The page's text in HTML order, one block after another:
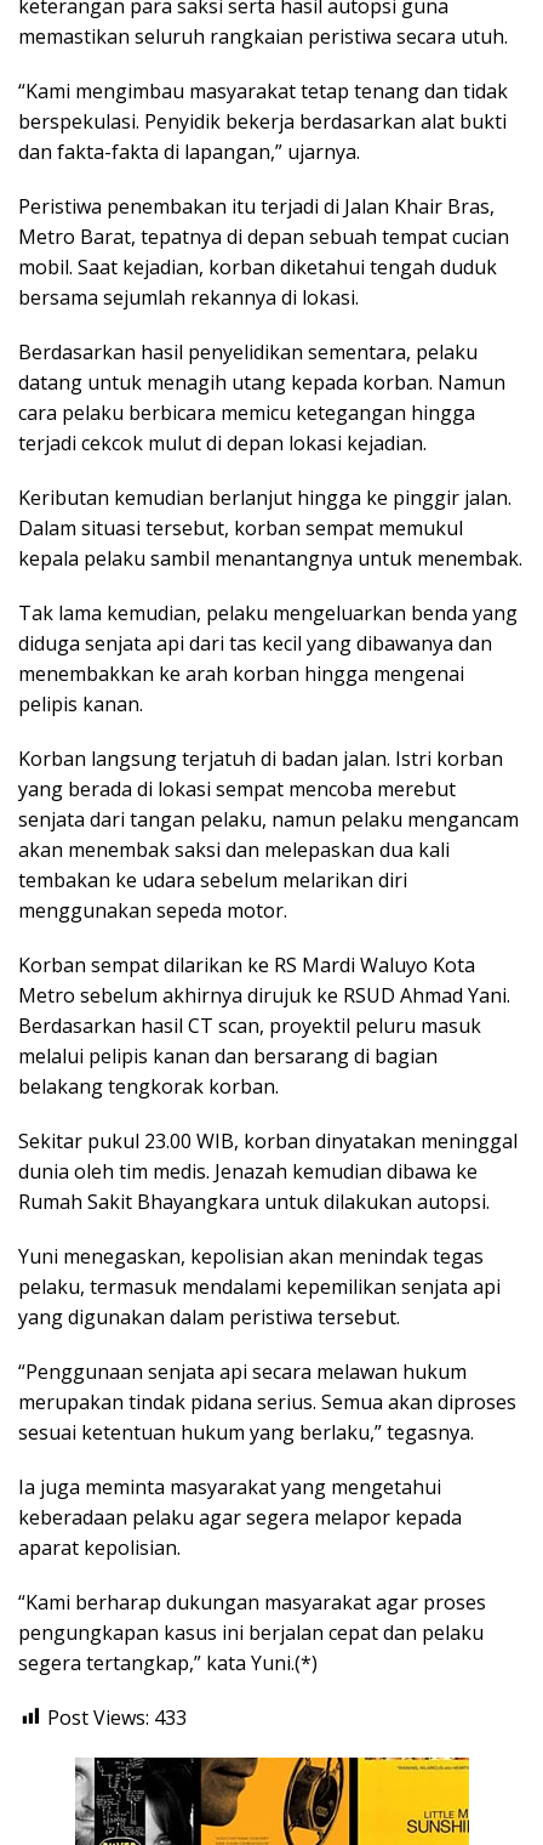
keterangan para saksi serta hasil autopsi guna
memastikan seluruh rangkaian peristiwa secara utuh.
“Kami mengimbau masyarakat tetap tenang dan tidak
berspekulasi. Penyidik bekerja berdasarkan alat bukti
dan fakta-fakta di lapangan,” ujarnya.
Peristiwa penembakan itu terjadi di Jalan Khair Bras,
Metro Barat, tepatnya di depan sebuah tempat cucian
mobil. Saat kejadian, korban diketahui tengah duduk
bersama sejumlah rekannya di lokasi.
Berdasarkan hasil penyelidikan sementara, pelaku
datang untuk menagih utang kepada korban. Namun
cara pelaku berbicara memicu ketegangan hingga
terjadi cekcok mulut di depan lokasi kejadian.
Keributan kemudian berlanjut hingga ke pinggir jalan.
Dalam situasi tersebut, korban sempat memukul
kepala pelaku sambil menantangnya untuk menembak.
Tak lama kemudian, pelaku mengeluarkan benda yang
diduga senjata api dari tas kecil yang dibawanya dan
menembakkan ke arah korban hingga mengenai
pelipis kanan.
Korban langsung terjatuh di badan jalan. Istri korban
yang berada di lokasi sempat mencoba merebut
senjata dari tangan pelaku, namun pelaku mengancam
akan menembak saksi dan melepaskan dua kali
tembakan ke udara sebelum melarikan diri
menggunakan sepeda motor.
Korban sempat dilarikan ke RS Mardi Waluyo Kota
Metro sebelum akhirnya dirujuk ke RSUD Ahmad Yani.
Berdasarkan hasil CT scan, proyektil peluru masuk
melalui pelipis kanan dan bersarang di bagian
belakang tengkorak korban.
Sekitar pukul 23.00 WIB, korban dinyatakan meninggal
dunia oleh tim medis. Jenazah kemudian dibawa ke
Rumah Sakit Bhayangkara untuk dilakukan autopsi.
Yuni menegaskan, kepolisian akan menindak tegas
pelaku, termasuk mendalami kepemilikan senjata api
yang digunakan dalam peristiwa tersebut.
“Penggunaan senjata api secara melawan hukum
merupakan tindak pidana serius. Semua akan diproses
sesuai ketentuan hukum yang berlaku,” tegasnya.
Ia juga meminta masyarakat yang mengetahui
keberadaan pelaku agar segera melapor kepada
aparat kepolisian.
“Kami berharap dukungan masyarakat agar proses
pengungkapan kasus ini berjalan cepat dan pelaku
segera tertangkap,” kata Yuni.(*)
Post Views: 433